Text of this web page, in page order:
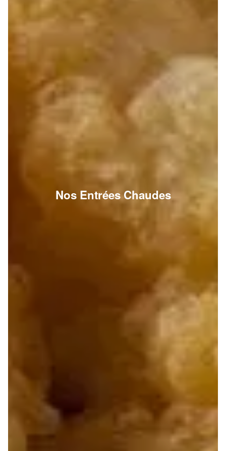
Nos Entrées Chaudes